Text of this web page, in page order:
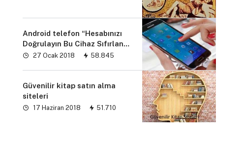
Android telefon “Hesabınızı
Doğrulayın Bu Cihaz Sıfırlandı
sorunu” çözümü
27 Ocak 2018 58.845
Güvenilir kitap satın alma
siteleri
17 Haziran 2018 51.710